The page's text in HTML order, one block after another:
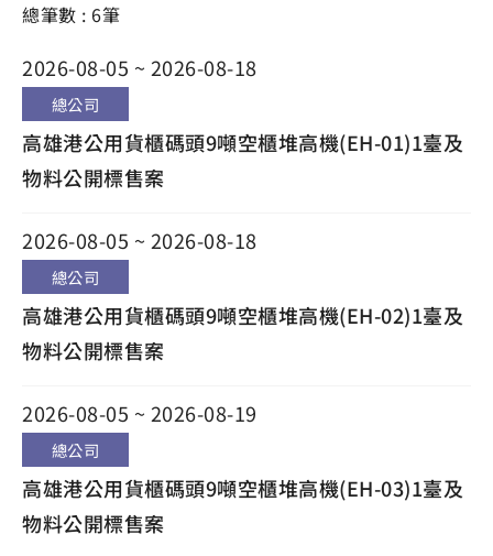
總筆數 : 6筆
2026-08-05 ~ 2026-08-18
總公司
高雄港公用貨櫃碼頭9噸空櫃堆高機(EH-01)1臺及
物料公開標售案
2026-08-05 ~ 2026-08-18
總公司
高雄港公用貨櫃碼頭9噸空櫃堆高機(EH-02)1臺及
物料公開標售案
2026-08-05 ~ 2026-08-19
總公司
高雄港公用貨櫃碼頭9噸空櫃堆高機(EH-03)1臺及
物料公開標售案